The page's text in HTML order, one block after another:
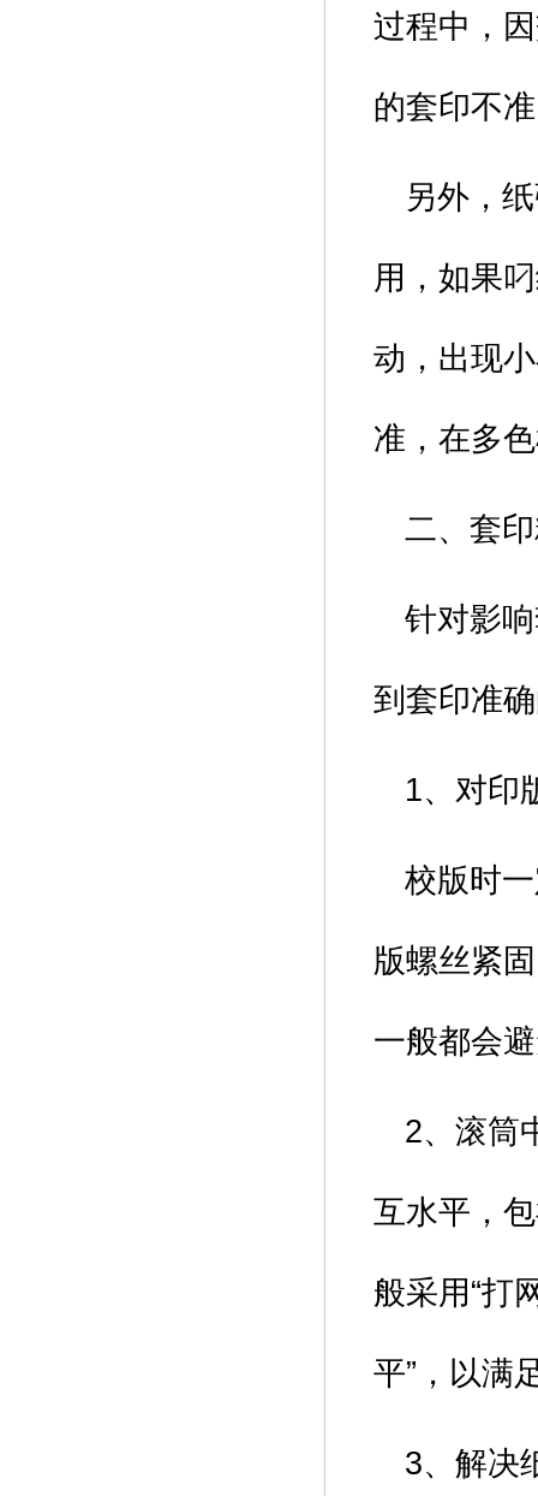
过程中，
的套印不
另外，
用，如果
动，出现
准，在多
二、套
针对影
到套印准
1、对印
校版时
版螺丝紧
一般都会
2、滚筒
互水平，
般采用“打
平”，以满
3、解决